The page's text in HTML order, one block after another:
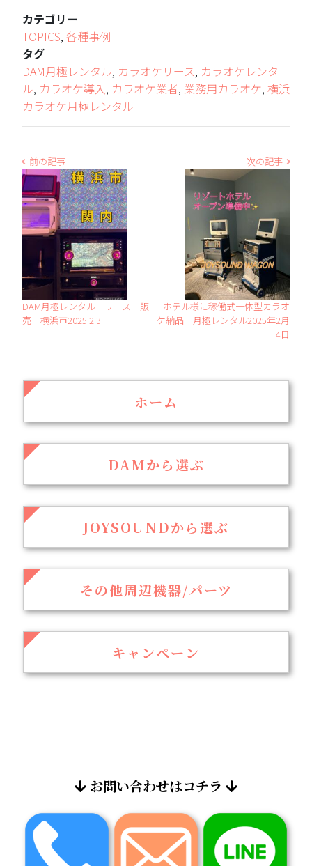
カテゴリー
TOPICS, 各種事例
タグ
DAM月極レンタル, カラオケリース, カラオケレンタ
ル, カラオケ導入, カラオケ業者, 業務用カラオケ, 横浜
カラオケ月極レンタル
前の記事
DAM月極レンタル リース 販
売 横浜市2025.2.3
次の記事
ホテル様に稼働式一体型カラオ
ケ納品 月極レンタル2025年2月
4日
ホーム
DAMから選ぶ
JOYSOUNDから選ぶ
その他周辺機器/パーツ
キャンペーン
お問い合わせはコチラ